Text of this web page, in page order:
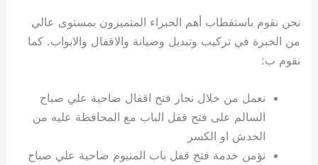
نحن نقوم باستقطاب أهم الخبراء المتميزون بمستوى عالي
من الخبرة في تركيب وتبديل وصيانة والاقفال والابواب. كما
نقوم ب:
نعمل من خلال نجار فتح اقفال ضاحية علي صباح
السالم على فتح قفل الباب مع المحافظة عليه من
الخدش او الكسر
نؤمن خدمة فتح قفل باب المنيوم ضاحية علي صباح